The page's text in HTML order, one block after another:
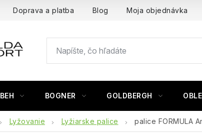
Doprava a platba Blog Moja objednávka
BEH BOGNER GOLDBERGH
Lyžovanie Lyžiarske palice palice FORMULA